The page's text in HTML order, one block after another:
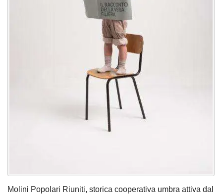
Molini Popolari Riuniti, storica cooperativa umbra attiva dal